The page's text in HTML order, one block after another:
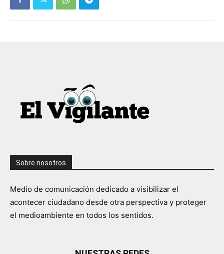
Sobre nosotros
Medio de comunicación dedicado a visibilizar el
acontecer ciudadano desde otra perspectiva y proteger
el medioambiente en todos los sentidos.